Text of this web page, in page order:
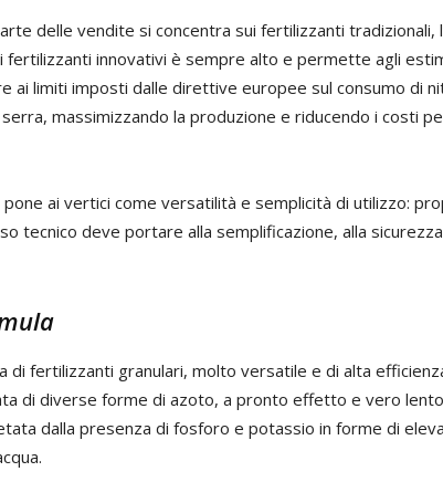
delle vendite si concentra sui fertilizzanti tradizionali,
fertilizzanti innovativi è sempre alto e permette agli
ai limiti imposti dalle direttive europee sul consumo di
massimizzando la produzione e riducendo i costi
ai vertici come versatilità e semplicità di utilizzo:
tecnico deve portare alla semplificazione, alla sicurezza
di fertilizzanti granulari, molto versatile e di alta
di diverse forme di azoto, a pronto effetto e vero
dalla presenza di fosforo e potassio in forme di